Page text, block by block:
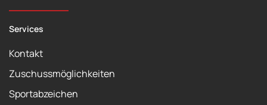
Services
Kontakt
Zuschussmöglichkeiten
Sportabzeichen